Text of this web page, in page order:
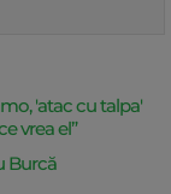
'atac cu talpa'
vrea el”
Burcă